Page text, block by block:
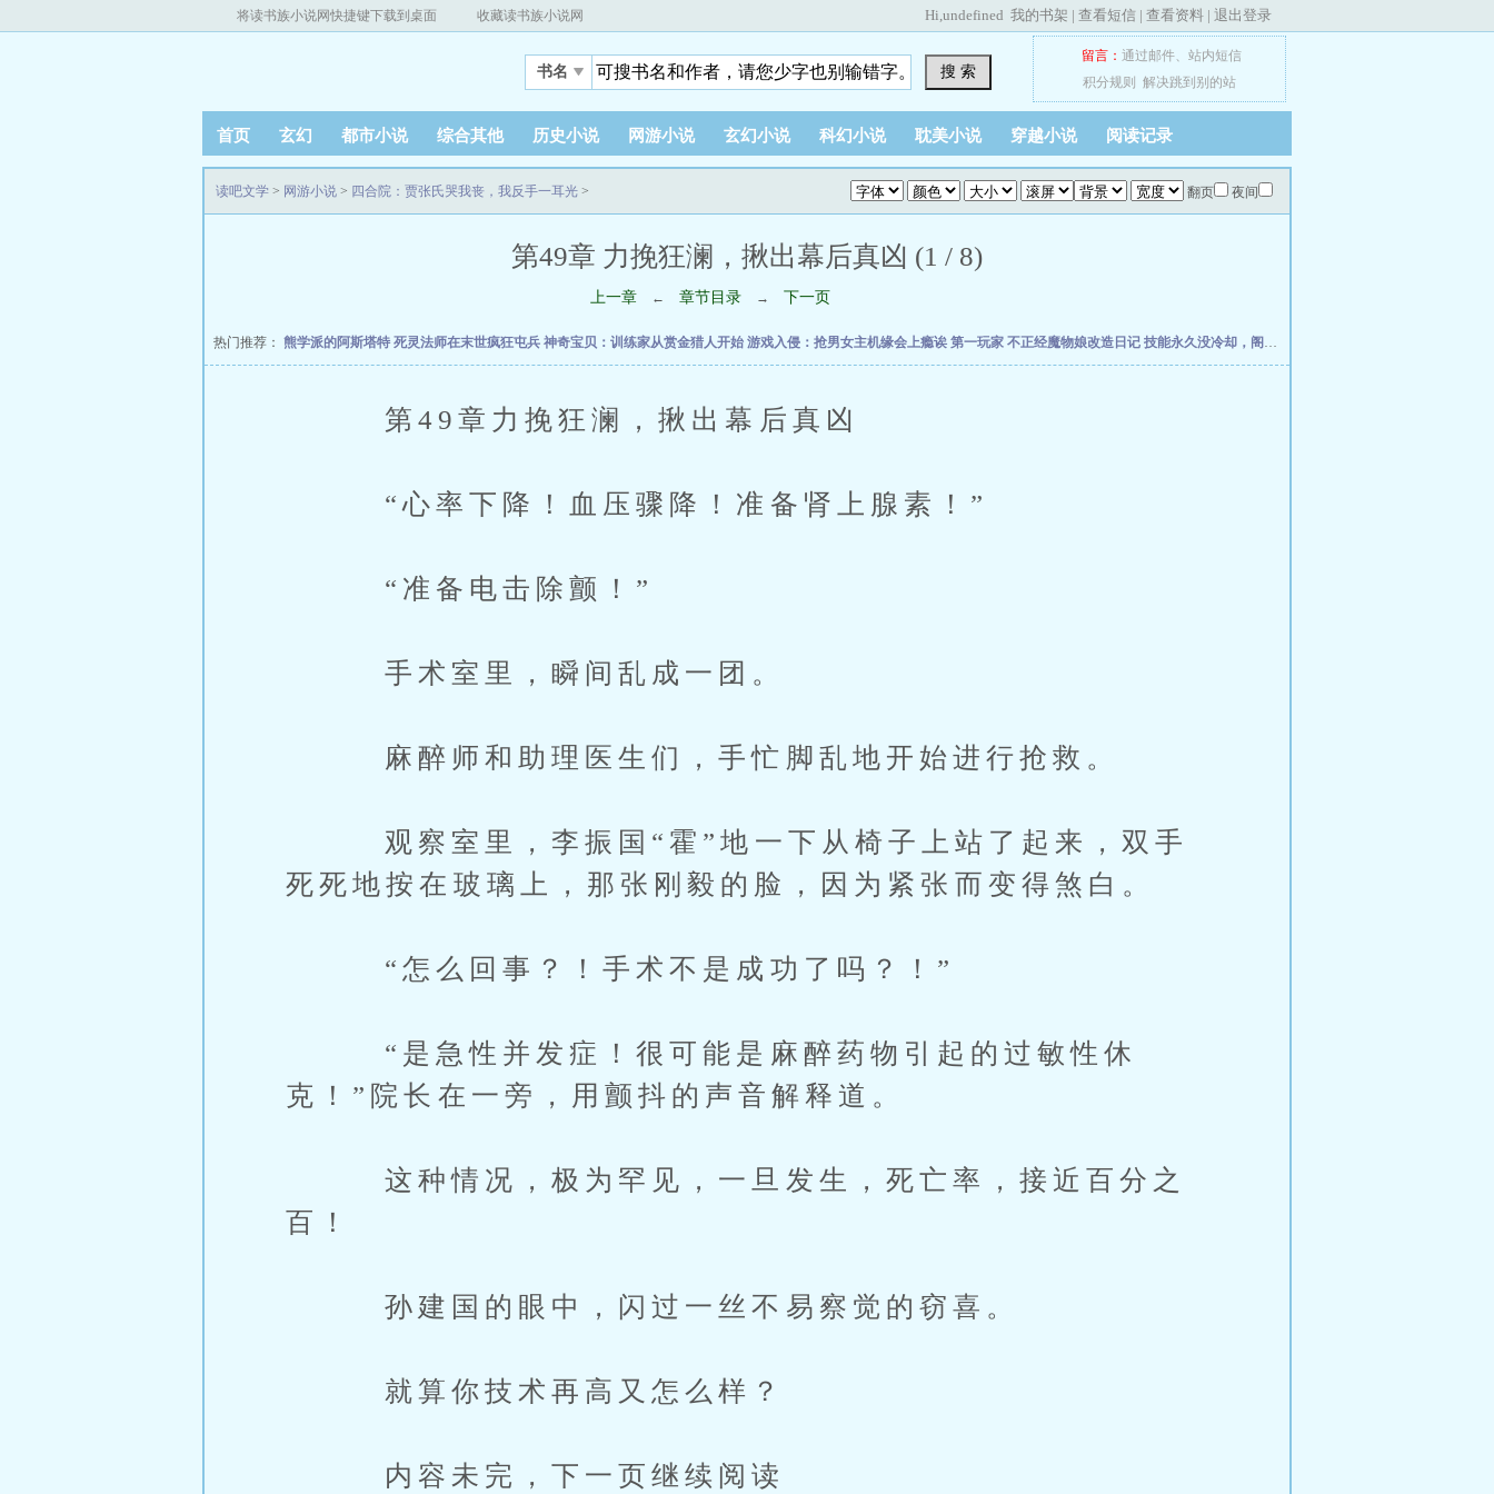
将读书族小说网快捷键下载到桌面 收藏读书族小说网 Hi,undefined 我的书架 | 查看短信 | 查看资料 | 退出登录
书名 搜 索
留言： 通过邮件、 站内短信
积分规则
解决跳到别的站
首页 玄幻 都市小说 综合其他 历史小说 网游小说 玄幻小说 科幻小说 耽美小说 穿越小说 阅读记录
翻页 夜间
读吧文学 > 网游小说 > 四合院：贾张氏哭我丧，我反手一耳光 >
第49章 力挽狂澜，揪出幕后真凶 (1 / 8)
上一章 ← 章节目录 → 下一页
热门推荐： 熊学派的阿斯塔特 死灵法师在末世疯狂屯兵 神奇宝贝：训练家从赏金猎人开始 游戏入侵：抢男女主机缘会上瘾诶 第一玩家 不正经魔物娘改造日记 技能永久没冷却，阁下如何应对？
第49章力挽狂澜，揪出幕后真凶
“心率下降！血压骤降！准备肾上腺素！”
“准备电击除颤！”
手术室里，瞬间乱成一团。
麻醉师和助理医生们，手忙脚乱地开始进行抢救。
观察室里，李振国“霍”地一下从椅子上站了起来，双手
死死地按在玻璃上，那张刚毅的脸，因为紧张而变得煞白。
“怎么回事？！手术不是成功了吗？！”
“是急性并发症！很可能是麻醉药物引起的过敏性休
克！”院长在一旁，用颤抖的声音解释道。
这种情况，极为罕见，一旦发生，死亡率，接近百分之
百！
孙建国的眼中，闪过一丝不易察觉的窃喜。
就算你技术再高又怎么样？
内容未完，下一页继续阅读